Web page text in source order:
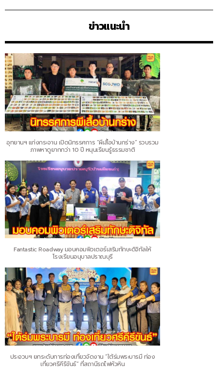
ข่าวแนะนำ
อุทยานฯ แก่งกระจาน เปิดนิทรรศการ “ผีเสื้อบ้านกร่าง” รวบรวม
ภาพหาดูยากกว่า 10 ปี หนุนเรียนรู้ธรรมชาติ
Fantastic Roadway มอบคอมพิวเตอร์เสริมทักษะดิจิทัลให้
โรงเรียนอนุบาลปราณบุรี
ประจวบฯ ยกระดับการท่องเที่ยวจัดงาน “ใต้ร่มพระบารมี ท่อง
เที่ยวศรีคีรีขันธ์” ที่สถานีรถไฟหัวหิน